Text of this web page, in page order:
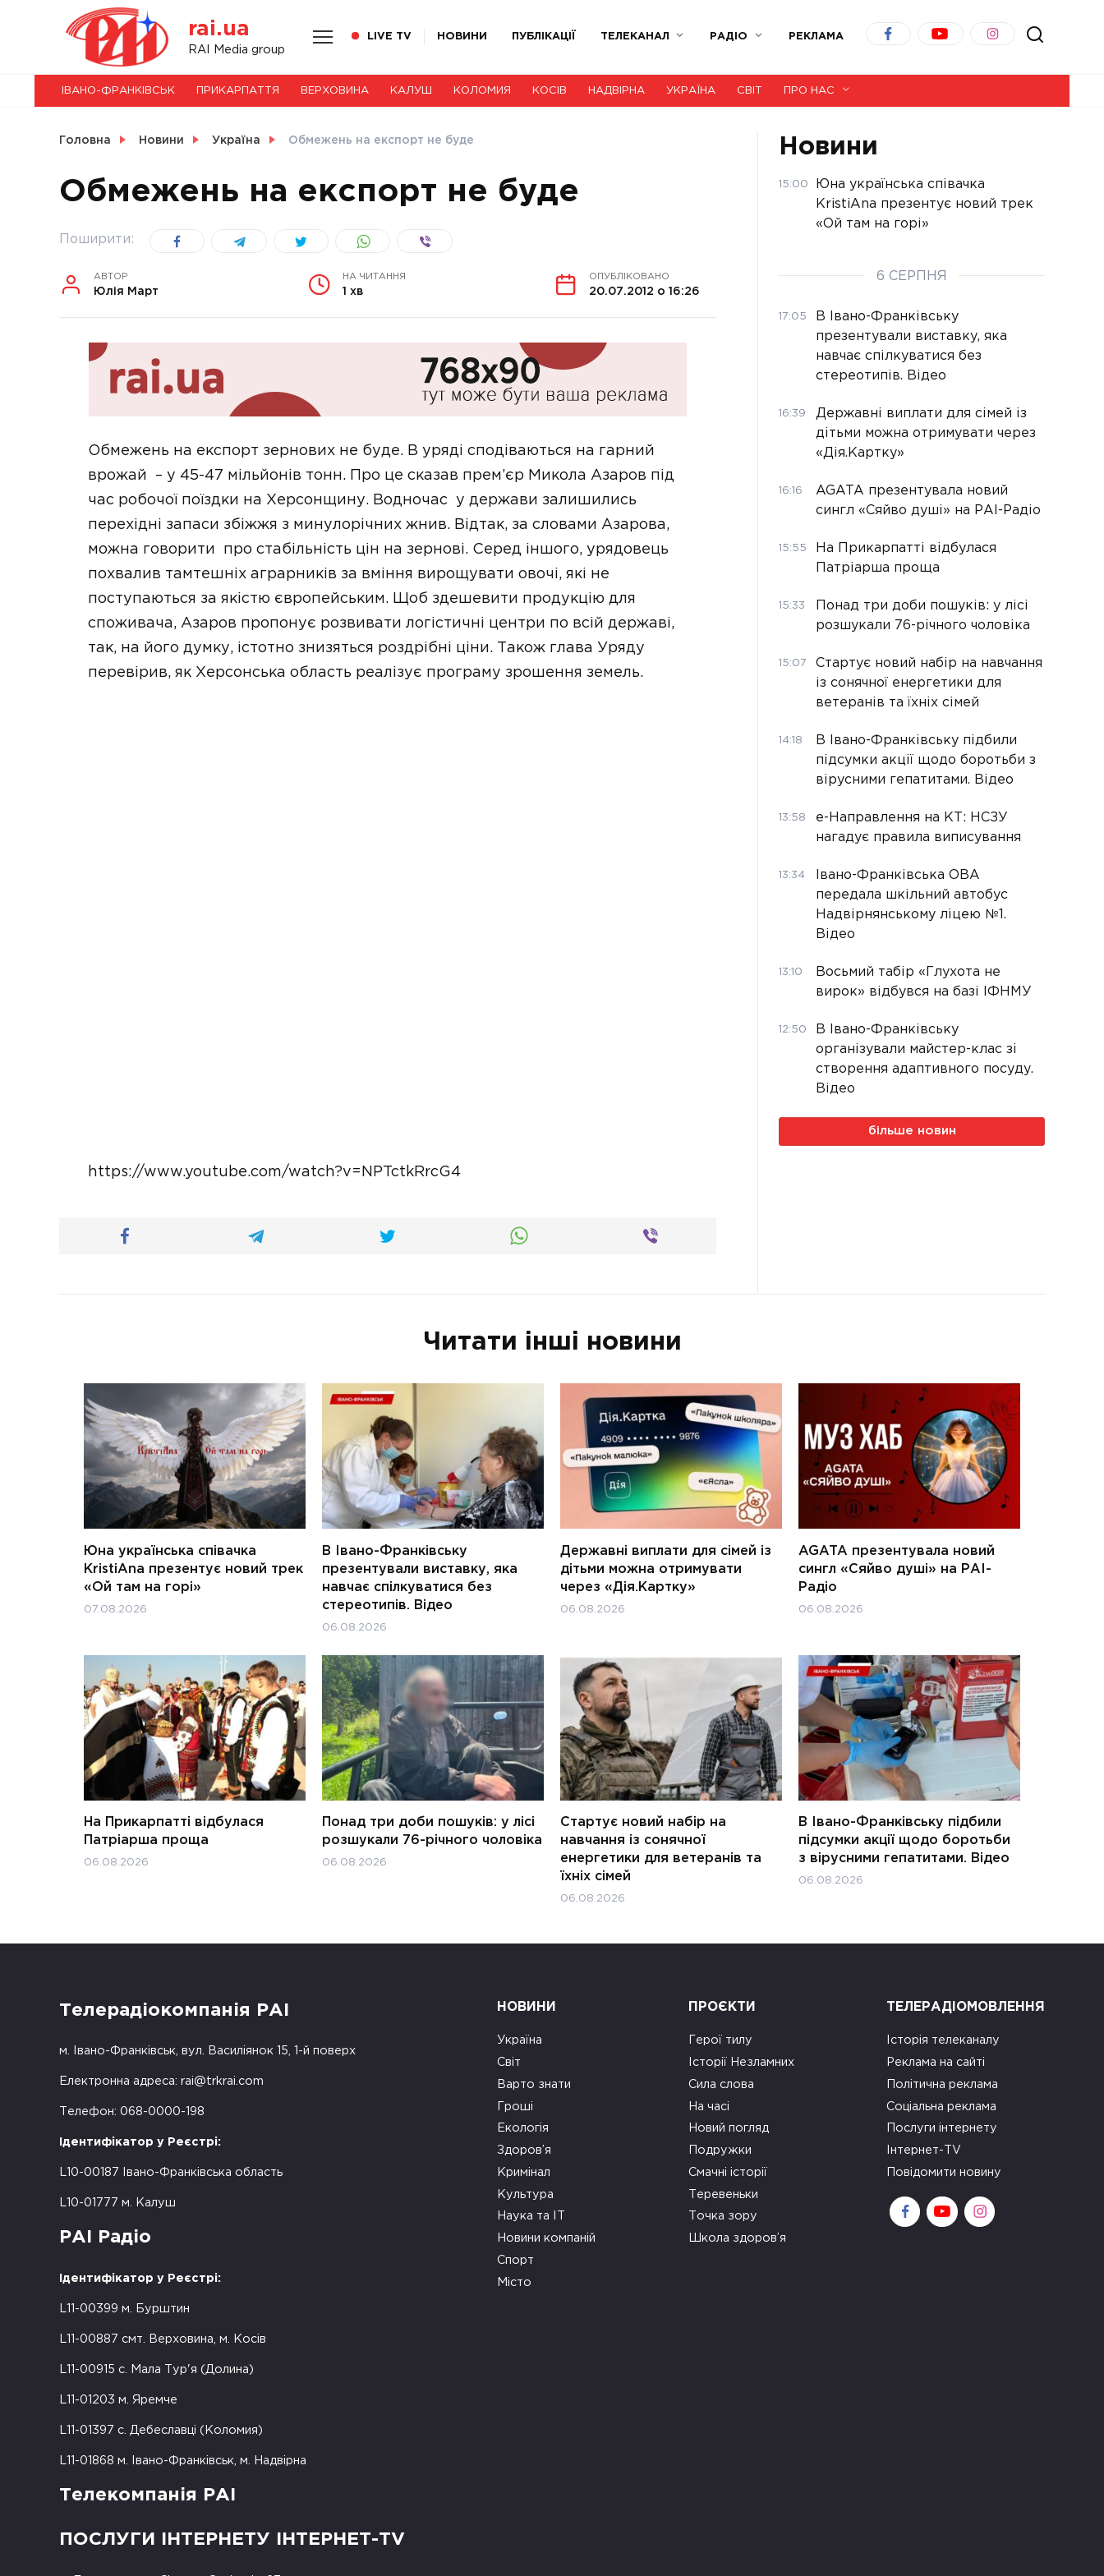
rai.ua
RAI Media group
LIVE TV НОВИНИ ПУБЛІКАЦІЇ ТЕЛЕКАНАЛ РАДІО РЕКЛАМА
НОВИНИ
СВІТ
ІВАНО-ФРАНКІВСЬК ПРИКАРПАТТЯ ВЕРХОВИНА КАЛУШ КОЛОМИЯ КОСІВ НАДВІРНА УКРАЇНА СВІТ ПРО НАС
Головна Новини Україна Обмежень на експорт не буде
Обмежень на експорт не буде
Поширити:
АВТОР
Юлія Март
НА ЧИТАННЯ
1 хв
ОПУБЛІКОВАНО
20.07.2012 о 16:26
Обмежень на експорт зернових не буде. В уряді сподіваються на гарний
врожай – у 45-47 мільйонів тонн. Про це сказав прем’єр Микола Азаров під
час робочої поїздки на Херсонщину. Водночас у держави залишились
перехідні запаси збіжжя з минулорічних жнив. Відтак, за словами Азарова,
можна говорити про стабільність цін на зернові. Серед іншого, урядовець
похвалив тамтешніх аграрників за вміння вирощувати овочі, які не
поступаються за якістю європейським. Щоб здешевити продукцію для
споживача, Азаров пропонує розвивати логістичні центри по всій державі,
так, на його думку, істотно знизяться роздрібні ціни. Також глава Уряду
перевірив, як Херсонська область реалізує програму зрошення земель.
https://www.youtube.com/watch?v=NPTctkRrcG4
Новини
15:00
Юна українська співачка
KristiAna презентує новий трек
«Ой там на горі»
6 СЕРПНЯ
17:05
В Івано-Франківську
презентували виставку, яка
навчає спілкуватися без
стереотипів. Відео
16:39
Державні виплати для сімей із
дітьми можна отримувати через
«Дія.Картку»
16:16
AGATA презентувала новий
сингл «Сяйво душі» на РАІ-Радіо
15:55
На Прикарпатті відбулася
Патріарша проща
15:33
Понад три доби пошуків: у лісі
розшукали 76-річного чоловіка
15:07
Стартує новий набір на навчання
із сонячної енергетики для
ветеранів та їхніх сімей
14:18
В Івано-Франківську підбили
підсумки акції щодо боротьби з
вірусними гепатитами. Відео
13:58
е-Направлення на КТ: НСЗУ
нагадує правила виписування
13:34
Івано-Франківська ОВА
передала шкільний автобус
Надвірнянському ліцею №1.
Відео
13:10
Восьмий табір «Глухота не
вирок» відбувся на базі ІФНМУ
12:50
В Івано-Франківську
організували майстер-клас зі
створення адаптивного посуду.
Відео
більше новин
Читати інші новини
Юна українська співачка
KristiAna презентує новий трек
«Ой там на горі»
07.08.2026
В Івано-Франківську
презентували виставку, яка
навчає спілкуватися без
стереотипів. Відео
06.08.2026
Державні виплати для сімей із
дітьми можна отримувати
через «Дія.Картку»
06.08.2026
AGATA презентувала новий
сингл «Сяйво душі» на РАІ-
Радіо
06.08.2026
На Прикарпатті відбулася
Патріарша проща
06.08.2026
Понад три доби пошуків: у лісі
розшукали 76-річного чоловіка
06.08.2026
Стартує новий набір на
навчання із сонячної
енергетики для ветеранів та
їхніх сімей
06.08.2026
В Івано-Франківську підбили
підсумки акції щодо боротьби
з вірусними гепатитами. Відео
06.08.2026
Телерадіокомпанія РАІ
м. Івано-Франківськ, вул. Василіянок 15, 1-й поверх
Електронна адреса: rai@trkrai.com
Телефон: 068-0000-198
Ідентифікатор у Реєстрі:
L10-00187 Івано-Франківська область
L10-01777 м. Калуш
РАІ Радіо
Ідентифікатор у Реєстрі:
L11-00399 м. Бурштин
L11-00887 смт. Верховина, м. Косів
L11-00915 с. Мала Тур'я (Долина)
L11-01203 м. Яремче
L11-01397 с. Дебеславці (Коломия)
L11-01868 м. Івано-Франківськ, м. Надвірна
Телекомпанія РАІ
ПОСЛУГИ ІНТЕРНЕТУ ІНТЕРНЕТ-TV
НОВИНИ
Україна
Світ
Варто знати
Гроші
Екологія
Здоров’я
Кримінал
Культура
Наука та ІТ
Новини компаній
Спорт
Місто
ПРОЄКТИ
Герої тилу
Історії Незламних
Сила слова
На часі
Новий погляд
Подружки
Смачні історії
Теревеньки
Точка зору
Школа здоров’я
ТЕЛЕРАДІОМОВЛЕННЯ
Історія телеканалу
Реклама на сайті
Політична реклама
Соціальна реклама
Послуги інтернету
Інтернет-TV
Повідомити новину